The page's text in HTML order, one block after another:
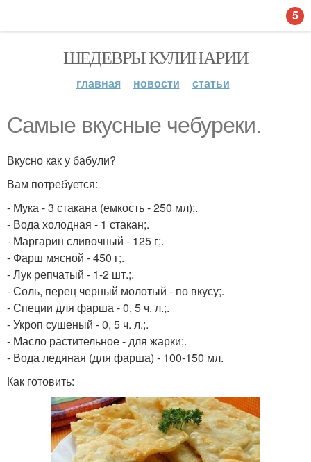
ШЕДЕВРЫ КУЛИНАРИИ
главная новости статьи
Самые вкусные чебуреки.
Вкусно как у бабули?
Вам потребуется:
- Мука - 3 стакана (емкость - 250 мл);.
- Вода холодная - 1 стакан;.
- Маргарин сливочный - 125 г;.
- Фарш мясной - 450 г;.
- Лук репчатый - 1-2 шт.;.
- Соль, перец черный молотый - по вкусу;.
- Специи для фарша - 0, 5 ч. л.;.
- Укроп сушеный - 0, 5 ч. л.;.
- Масло растительное - для жарки;.
- Вода ледяная (для фарша) - 100-150 мл.
Как готовить:
5